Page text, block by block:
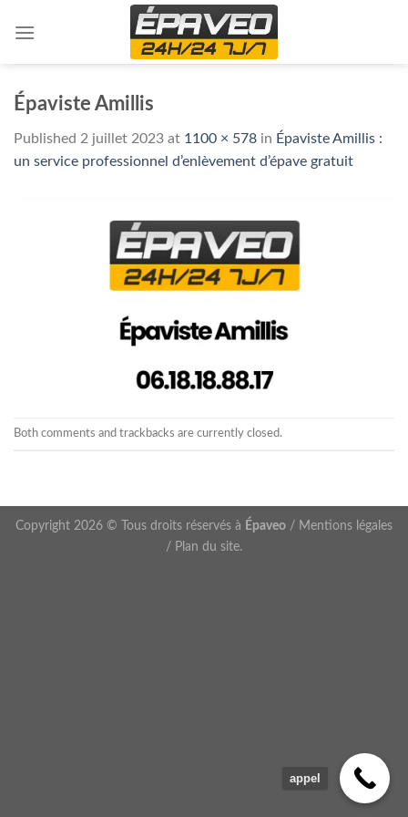
Épaviste Amillis
Published 2 juillet 2023 at 1100 × 578 in Épaviste Amillis :
un service professionnel d’enlèvement d’épave gratuit
Both comments and trackbacks are currently closed.
Copyright 2026 © Tous droits réservés à Épaveo / Mentions légales
/ Plan du site.
appel